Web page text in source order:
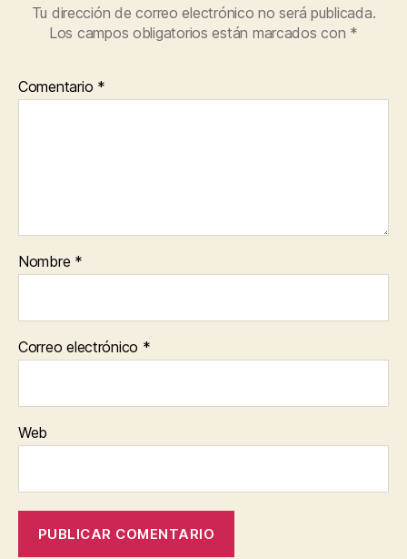
Tu dirección de correo electrónico no será publicada.
Los campos obligatorios están marcados con *
Comentario *
Nombre *
Correo electrónico *
Web